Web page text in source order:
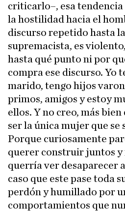
criticarlo–, esa
la hostilidad hacia el
discurso repetido hasta
supremacista, es
hasta qué punto ni por
compra ese discurso. Yo
marido, tengo hijos
primos, amigos y estoy
ellos. Y no creo, más
ser la única mujer que se
Porque curiosamente
querer construir juntos y
querría ver desaparecer
caso que este pase toda
perdón y humillado por
comportamientos que